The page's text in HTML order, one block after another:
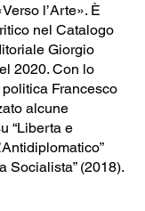
l’Arte». È
nel Catalogo
Giorgio
2020. Con lo
Francesco
alcune
“Liberta e
Socialista” (2018).